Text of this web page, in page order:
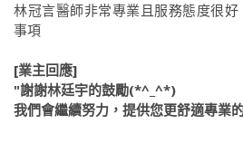
林冠言醫師非常專業且服務態度很
事項
[業主回應]
"謝謝林廷宇的鼓勵(*^_^*)
我們會繼續努力，提供您更舒適專業